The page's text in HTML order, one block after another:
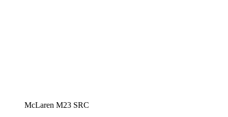
McLaren M23 SRC